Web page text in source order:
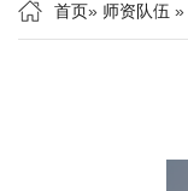
首页» 师资队伍 »